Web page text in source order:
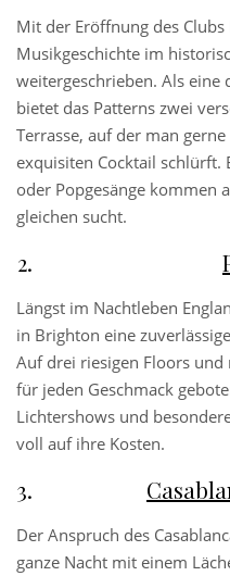
Mit der Eröffnung des
Musikgeschichte im
weitergeschrieben. Als eine
bietet das Patterns zwei
Terrasse, auf der man
exquisiten Cocktail schlürft.
oder Popgesänge kommen
gleichen sucht.
Längst im Nachtleben
in Brighton eine
Auf drei riesigen Floors
für jeden Geschmack
Lichtershows und
voll auf ihre Kosten.
Der Anspruch des
ganze Nacht mit einem